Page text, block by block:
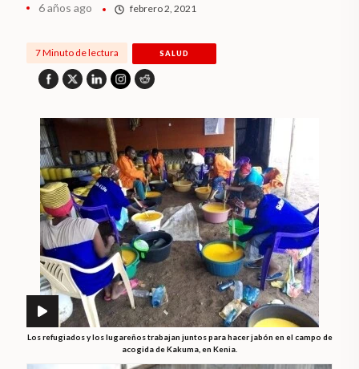
6 años ago febrero 2, 2021
7 Minuto de lectura SALUD
Los refugiados y los lugareños trabajan juntos para hacer jabón en el campo de
acogida de Kakuma, en Kenia.